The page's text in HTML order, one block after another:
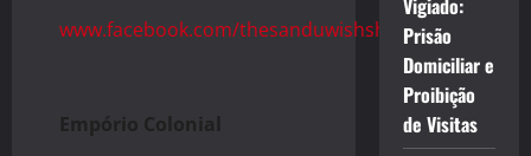
www.facebook.com/thesanduwishshop/
Empório Colonial
Vigiado:
Prisão
Domiciliar e
Proibição
de Visitas